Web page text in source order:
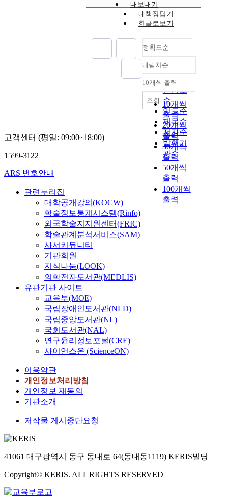
내보내기
내책장담기
한글로보기
정확도순
정확도
순
인기도
순
연도순
제목순
저자순
발행기
관순
내림차순
내림차순
10개씩 출력
10개씩
출력
20개씩
출력
30개씩
출력
50개씩
출력
100개씩
출력
조회
고객센터 (평일: 09:00~18:00)
1599-3122
ARS 번호안내
관련누리집
대학공개강의(KOCW)
학술정보통계시스템(Rinfo)
외국학술지지원센터(FRIC)
학술관계분석서비스(SAM)
사서커뮤니티
기관회원
지식나눔(LOOK)
의학전자도서관(MEDLIS)
유관기관 사이트
교육부(MOE)
국립장애인도서관(NLD)
국립중앙도서관(NL)
국회도서관(NAL)
연구윤리정보포털(CRE)
사이언스온 (ScienceON)
이용약관
개인정보처리방침
개인정보 재동의
기관소개
저작물 게시중단요청
41061 대구광역시 동구 동내로 64(동내동1119) KERIS빌딩
Copyright© KERIS. ALL RIGHTS RESERVED